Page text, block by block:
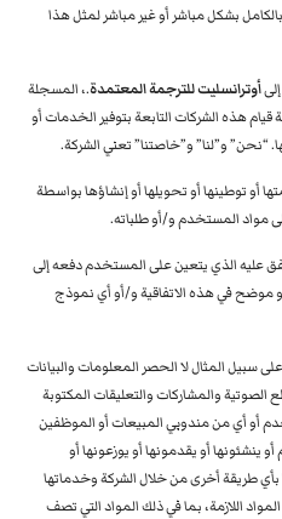
بشكل مباشر أو غير مباشر لمثل هذا
أوترانسليت للترجمة المعتمدة.، المسجلة
هذه الشركات التابعة بتوفير الخدمات أو
“نحن” و”لنا” و”خاصتنا” تعني الشركة.
أو توطينها أو تحويلها أو إنشاؤها بواسطة
مواد المستخدم و/أو طلباته.
عليه الذي يتعين على المستخدم دفعه إلى
موضح في هذه الاتفاقية و/أو أي نموذج
سبيل المثال لا الحصر المعلومات والبيانات
والمشاركات والتعليقات المكتوبة
أو أي من مندوبي المبيعات أو الموظفين
ينشئونها أو يقدمونها أو يوزعونها أو
بأي طريقة أخرى من خلال الشركة وخدماتها
اللازمة، بما في ذلك المواد التي تصف